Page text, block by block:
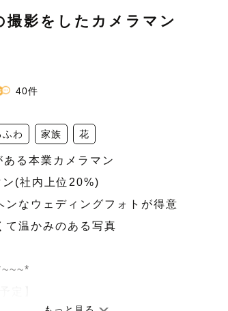
撮影をしたカメラマン
40件
ふわ 家族 花
る本業カメラマン
ン(社内上位20%)
ンなウェディングフォトが得意
て温かみのある写真